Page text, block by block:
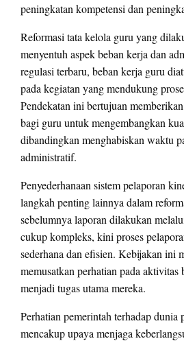
peningkatan kompetensi dan
Reformasi tata kelola guru yang
menyentuh aspek beban kerja dan
regulasi terbaru, beban kerja guru
pada kegiatan yang mendukung
Pendekatan ini bertujuan
bagi guru untuk mengembangkan
dibandingkan menghabiskan waktu
administratif.
Penyederhanaan sistem pelaporan
langkah penting lainnya dalam
sebelumnya laporan dilakukan
cukup kompleks, kini proses
sederhana dan efisien. Kebijakan ini
memusatkan perhatian pada aktivitas
menjadi tugas utama mereka.
Perhatian pemerintah terhadap dunia
mencakup upaya menjaga